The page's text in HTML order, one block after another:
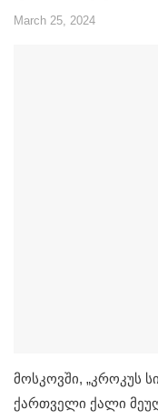
March 25, 2024
მოსკოვში, „კროკუს
ქართველი ქალი